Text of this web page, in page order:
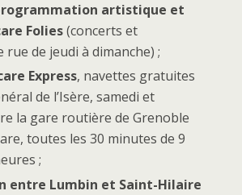
artistique et
Folies(concerts et
rue de jeudi à dimanche) ;
Express, navettes gratuites
de l’Isère, samedi et
la gare routière de Grenoble
toutes les 30 minutes de 9
;
entre Lumbin et Saint-Hilaire